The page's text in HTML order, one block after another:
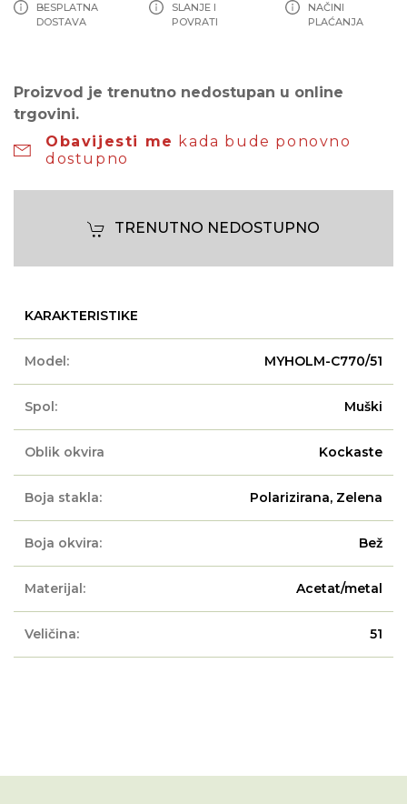
BESPLATNA
DOSTAVA
SLANJE I
POVRATI
NAČINI
PLAĆANJA
Proizvod je trenutno nedostupan u online
trgovini.
Obavijesti me kada bude ponovno
dostupno
TRENUTNO NEDOSTUPNO
KARAKTERISTIKE
Model: MYHOLM-C770/51
Spol: Muški
Oblik okvira Kockaste
Boja stakla: Polarizirana, Zelena
Boja okvira: Bež
Materijal: Acetat/metal
Veličina: 51